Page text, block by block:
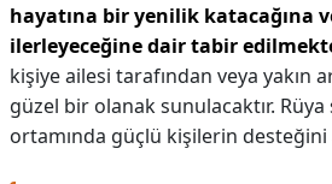
hayatına bir yenilik katacağına
ilerleyeceğine dair tabir
kişiye ailesi tarafından veya yakın
güzel bir olanak sunulacaktır. Rüya
ortamında güçlü kişilerin desteğini